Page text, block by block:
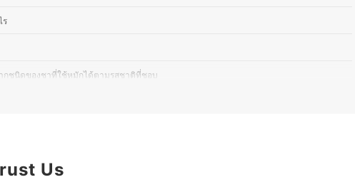
ร
กชนิดของชาที่ใช้หมักได้ตามรสชาติที่ชอบ
กส์ (จำนวน CFU) ในคอมบูชาเพิ่มเติม
Us